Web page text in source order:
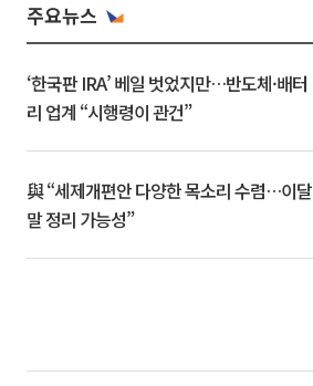
주요뉴스
‘한국판 IRA’ 베일 벗었지만…반도체·배터
리 업계 “시행령이 관건”
與 “세제개편안 다양한 목소리 수렴…이달
말 정리 가능성”